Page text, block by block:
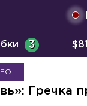
3 $
Гречка